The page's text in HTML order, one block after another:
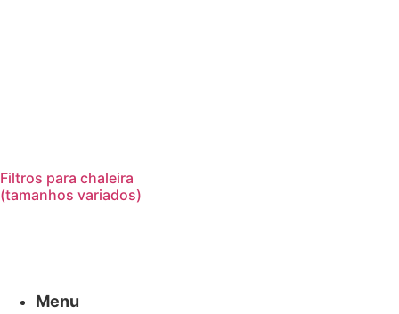
Filtros para chaleira
(tamanhos variados)
Menu